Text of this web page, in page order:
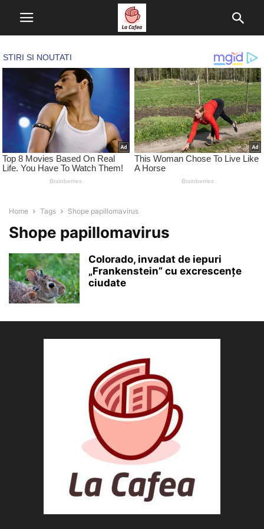
Home Tags Shope papillomavirus
Shope papillomavirus
Colorado, invadat de iepuri
„Frankenstein” cu excrescențe
ciudate